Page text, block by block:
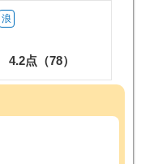
浪
4.2点（78）